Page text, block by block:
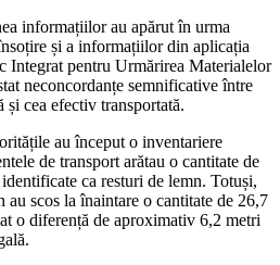
informațiilor au apărut în urma
și a informațiilor din aplicația
pentru Urmărirea Materialelor
neconcordanțe semnificative între
și cea efectiv transportată.
au început o inventariere
de transport arătau o cantitate de
ca resturi de lemn. Totuși,
au scos la înaintare o cantitate de 26,7
o diferență de aproximativ 6,2 metri